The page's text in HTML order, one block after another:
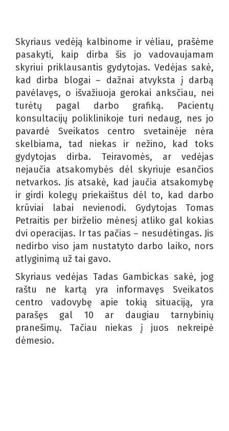
Skyriaus vedėją kalbinome ir vėliau, prašėme
pasakyti, kaip dirba šis jo vadovaujamam
skyriui priklausantis gydytojas. Vedėjas sakė,
kad dirba blogai – dažnai atvyksta į darbą
pavėlavęs, o išvažiuoja gerokai anksčiau, nei
turėtų pagal darbo grafiką. Pacientų
konsultacijų poliklinikoje turi nedaug, nes jo
pavardė Sveikatos centro svetainėje nėra
skelbiama, tad niekas ir nežino, kad toks
gydytojas dirba. Teiravomės, ar vedėjas
nejaučia atsakomybės dėl skyriuje esančios
netvarkos. Jis atsakė, kad jaučia atsakomybę
ir girdi kolegų priekaištus dėl to, kad darbo
krūviai labai nevienodi. Gydytojas Tomas
Petraitis per birželio mėnesį atliko gal kokias
dvi operacijas. Ir tas pačias – nesudėtingas. Jis
nedirbo viso jam nustatyto darbo laiko, nors
atlyginimą už tai gavo.
Skyriaus vedėjas Tadas Gambickas sakė, jog
raštu ne kartą yra informavęs Sveikatos
centro vadovybę apie tokią situaciją, yra
parašęs gal 10 ar daugiau tarnybinių
pranešimų. Tačiau niekas į juos nekreipė
dėmesio.